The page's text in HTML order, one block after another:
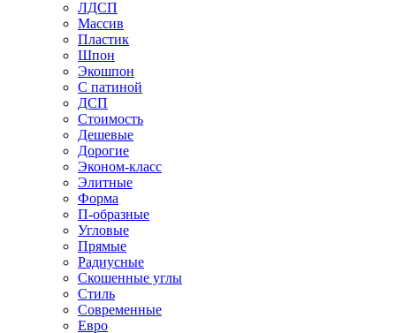
ЛДСП
Массив
Пластик
Шпон
Экошпон
С патиной
ДСП
Стоимость
Дешевые
Дорогие
Эконом-класс
Элитные
Форма
П-образные
Угловые
Прямые
Радиусные
Скошенные углы
Стиль
Современные
Евро